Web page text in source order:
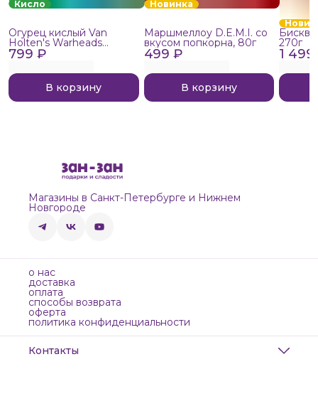
Кисло
799 ₽
Огурец кислый Van
Holten's Warheads
Extreme Sour, 140г
В корзину
Новинка
499 ₽
Маршмеллоу D.E.M.I. со
вкусом попкорна, 80г
В корзину
1
270г
Магазины в Санкт-Петербурге и Нижнем
Новгороде
о нас
доставка
оплата
способы возврата
оферта
политика конфиденциальности
Контакты